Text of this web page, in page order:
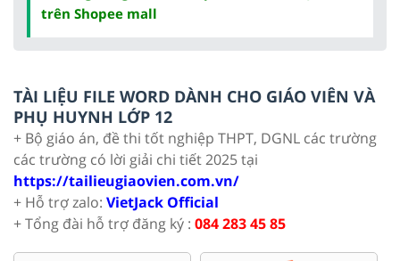
trên Shopee mall
TÀI LIỆU FILE WORD DÀNH CHO GIÁO VIÊN VÀ
PHỤ HUYNH LỚP 12
+ Bộ giáo án, đề thi tốt nghiệp THPT, DGNL các trường
các trường có lời giải chi tiết 2025 tại
https://tailieugiaovien.com.vn/
+ Hỗ trợ zalo: VietJack Official
+ Tổng đài hỗ trợ đăng ký : 084 283 45 85